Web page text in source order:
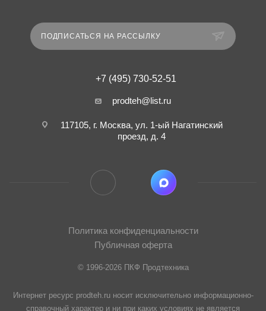
ПОДПИСАТЬСЯ НА РАССЫЛКУ
+7 (495) 730-52-51
prodteh@list.ru
117105, г. Москва, ул. 1-ый Нагатинский
проезд, д. 4
Политика конфиденциальности
Публичная оферта
© 1996-2026 ПКФ Продтехника
Интернет ресурс prodteh.ru носит исключительно информационно-
справочный характер и ни при каких условиях не является